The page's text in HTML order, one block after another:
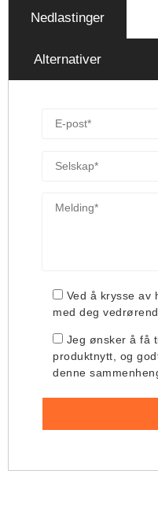
Nedlastinger
Alternativer
Ved å krysse av
med deg
Jeg ønsker å få
produktnytt, og
denne